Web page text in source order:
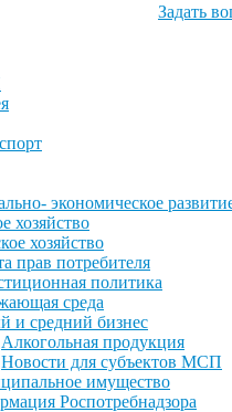
Задать
экономическое
хозяйство
хозяйство
прав потребителя
политика
среда
и средний бизнес
Алкогольная продукция
Новости для субъектов МСП
имущество
Роспотребнадзора